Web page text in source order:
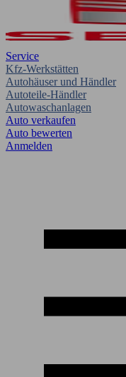
Service
Kfz-Werkstätten
Autohäuser und Händler
Autoteile-Händler
Autowaschanlagen
Auto verkaufen
Auto bewerten
Anmelden